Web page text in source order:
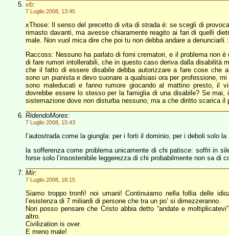
vb:
7 Luglio 2008, 13:45
xThose: Il senso del precetto di vita di strada è: se scegli di
rimasto davanti, ma avesse chiaramente reagito ai fari di quelli
male. Non vuol mica dire che poi tu non debba andare a denunciarli
Raccoss: Nessuno ha parlato di forni crematori, e il problema non
di fare rumori intollerabili, che in questo caso deriva dalla disabilità
che il fatto di essere disabile debba autorizzare a fare cose che
sono un pianista e devo suonare a qualsiasi ora per professione,
sono maleducati e fanno rumore giocando al mattino presto, il
dovrebbe essere lo stesso per la famiglia di una disabile? Se
sistemazione dove non disturba nessuno; ma a che diritto scarica il
RidendoMores:
7 Luglio 2008, 15:43
l’autostrada come la giungla: per i forti il dominio, per i deboli solo
la sofferenza come problema unicamente di chi patisce: soffri in
forse solo l’insostenibile leggerezza di chi probabilmente non sa di
Mir:
7 Luglio 2008, 18:15
Siamo troppo tronfi! noi umani! Continuiamo nella follia delle
l’esistenza di 7 miliardi di persone che tra un po’ si dimezzeranno.
Non posso pensare che Cristo abbia detto “andate e
altro.
Civilization is over.
E meno male!